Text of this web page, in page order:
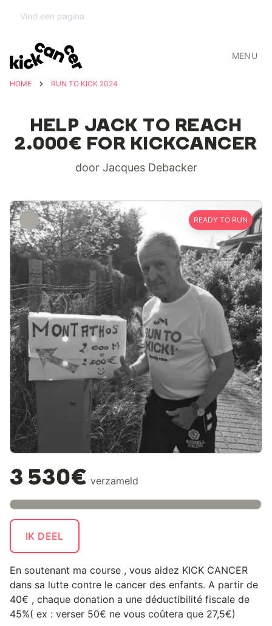
MENU
HOME RUN TO KICK 2024
HELP JACK TO REACH
2.000€ FOR KICKCANCER
door Jacques Debacker
READY TO RUN
3 530€ verzameld
IK DEEL
En soutenant ma course , vous aidez KICK CANCER
dans sa lutte contre le cancer des enfants. A partir de
40€ , chaque donation a une déductibilité fiscale de
45%( ex : verser 50€ ne vous coûtera que 27,5€)